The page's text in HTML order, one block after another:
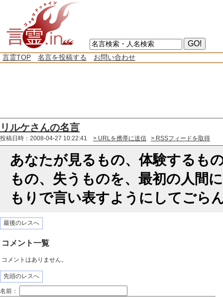
言霊TOP 名言を投稿する お問い合わせ
リルケさんの名言
投稿日時：2008-04-27 10:22:41 > URLを携帯に送信 > RSSフィードを取得
あなたが見るもの、体験するも
もの、失うものを、最初の人間
もりで言い表すようにしてごら
最後のレスへ
コメント一覧
コメントはありません。
先頭のレスへ
名前：